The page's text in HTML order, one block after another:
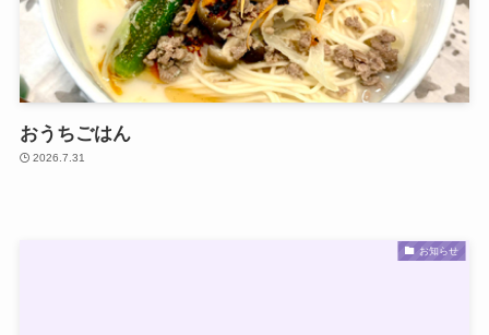
おうちごはん
2026.7.31
お知らせ